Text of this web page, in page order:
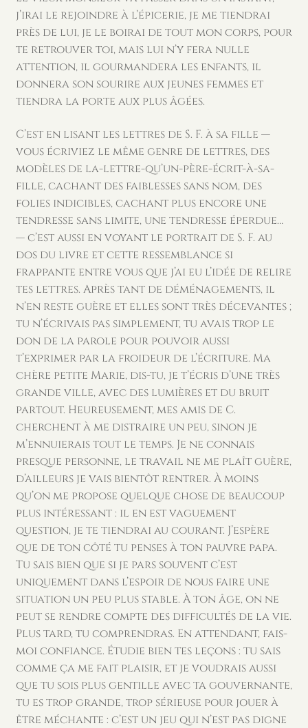
j’irai le rejoindre à l’épicerie, je me tiendrai
près de lui, je le boirai de tout mon corps, pour
te retrouver toi, mais lui n’y fera nulle
attention, il gourmandera les enfants, il
donnera son sourire aux jeunes femmes et
tiendra la porte aux plus âgées.
C’est en lisant les lettres de S. F. à sa fille —
vous écriviez le même genre de lettres, des
modèles de la-lettre-qu’un-père-écrit-à-sa-
fille, cachant des faiblesses sans nom, des
folies indicibles, cachant plus encore une
tendresse sans limite, une tendresse éperdue…
— c’est aussi en voyant le portrait de S. F. au
dos du livre et cette ressemblance si
frappante entre vous que j’ai eu l’idée de relire
tes lettres. Après tant de déménagements, il
n’en reste guère et elles sont très décevantes ;
tu n’écrivais pas simplement, tu avais trop le
don de la parole pour pouvoir aussi
t’exprimer par la froideur de l’écriture. Ma
chère petite Marie, dis-tu, je t’écris d’une très
grande ville, avec des lumières et du bruit
partout. Heureusement, mes amis de C.
cherchent à me distraire un peu, sinon je
m’ennuierais tout le temps. Je ne connais
presque personne, le travail ne me plaît guère,
d’ailleurs je vais bientôt rentrer. À moins
qu’on me propose quelque chose de beaucoup
plus intéressant : il en est vaguement
question, je te tiendrai au courant. J’espère
que de ton côté tu penses à ton pauvre papa.
Tu sais bien que si je pars souvent c’est
uniquement dans l’espoir de nous faire une
situation un peu plus stable. À ton âge, on ne
peut se rendre compte des difficultés de la vie.
Plus tard, tu comprendras. En attendant, fais-
moi confiance. Étudie bien tes leçons : tu sais
comme ça me fait plaisir, et je voudrais aussi
que tu sois plus gentille avec ta gouvernante,
tu es trop grande, trop sérieuse pour jouer à
être méchante : c’est un jeu qui n’est pas digne